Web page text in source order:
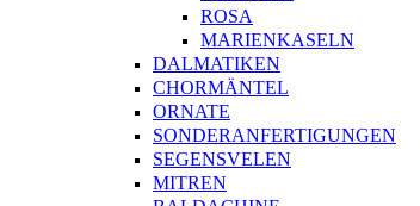
ROSA
MARIENKASELN
DALMATIKEN
CHORMÄNTEL
ORNATE
SONDERANFERTIGUNGEN
SEGENSVELEN
MITREN